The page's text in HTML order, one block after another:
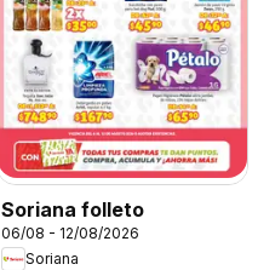
Soriana folleto
06/08 - 12/08/2026
Soriana